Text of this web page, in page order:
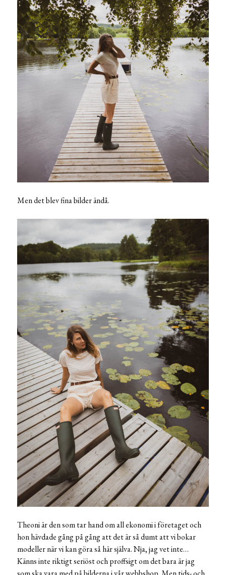
Men det blev fina bilder ändå.
Theoni är den som tar hand om all ekonomi i företaget och
hon hävdade gång på gång att det är så dumt att vi bokar
modeller när vi kan göra så här själva. Nja, jag vet inte…
Känns inte riktigt seriöst och proffsigt om det bara är jag